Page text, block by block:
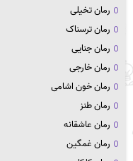
رمان تخیلی
رمان ترسناک
رمان جنایی
رمان خارجی
رمان خون اشامی
رمان طنز
رمان عاشقانه
رمان غمگین